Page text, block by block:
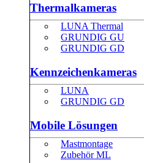
Thermalkameras
LUNA Thermal
GRUNDIG GU
GRUNDIG GD
Kennzeichenkameras
LUNA
GRUNDIG GD
Mobile Lösungen
Mastmontage
Zubehör ML